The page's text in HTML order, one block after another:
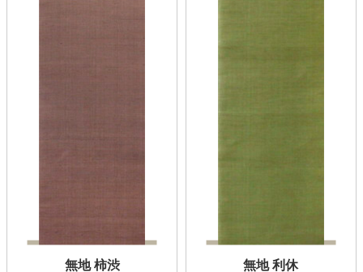
無地 柿渋 無地 利休